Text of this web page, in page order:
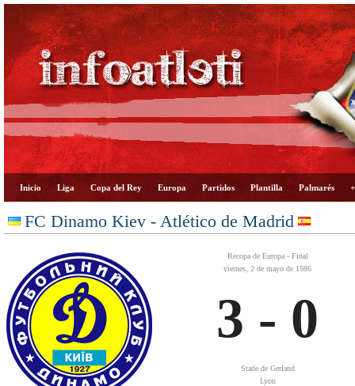
Inicio Liga Copa del Rey Europa Partidos Plantilla Palmarés
FC Dinamo Kiev - Atlético de Madrid
Recopa de Europa - Final
viernes, 2 de mayo de 1986
3 - 0
Stade de Gerland
Lyon